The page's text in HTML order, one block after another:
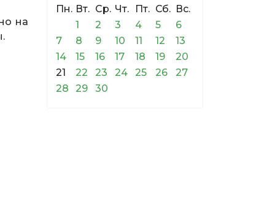
на
Пн. Вт. Ср. Чт. Пт. Сб. Вс.
1
2 3 4 5
6
7
8 9 10 11 12
13
14
15 16 17 18 19
20
21
22 23 24 25 26
27
28
29 30